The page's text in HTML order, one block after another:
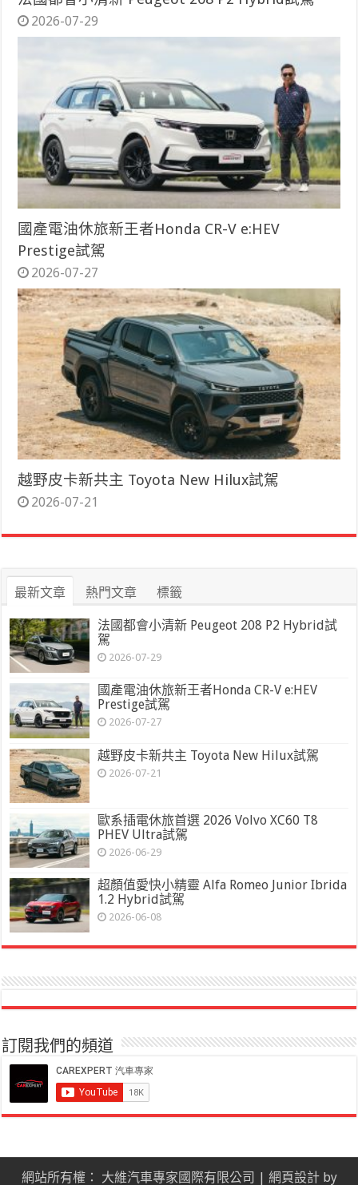
2026-07-29
國產電油休旅新王者Honda CR-V e:HEV
Prestige試駕
2026-07-27
越野皮卡新共主 Toyota New Hilux試駕
2026-07-21
最新文章 熱門文章 標籤
法國都會小清新 Peugeot 208 P2 Hybrid試
駕
2026-07-29
國產電油休旅新王者Honda CR-V e:HEV
Prestige試駕
2026-07-27
越野皮卡新共主 Toyota New Hilux試駕
2026-07-21
歐系插電休旅首選 2026 Volvo XC60 T8
PHEV Ultra試駕
2026-06-29
超顏值愛快小精靈 Alfa Romeo Junior Ibrida
1.2 Hybrid試駕
2026-06-08
訂閱我們的頻道
網站所有權： 大維汽車專家國際有限公司 | 網頁設計by